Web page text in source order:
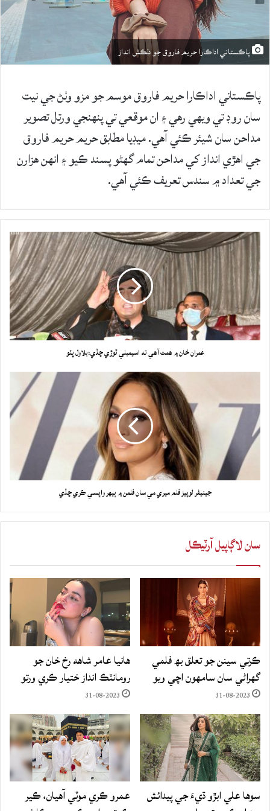
پاڪستاني اداڪارا حريم فاروق جو دلڪش انداز
پاڪستاني اداڪارا حريم فاروق موسم جو مزو وٺڻ جي نيت
سان روڊ تي ويهي رهي ۽ ان موقعي تي پنهنجي ورتل تصوير
مداحن سان شيئر ڪئي آهي. ميڊيا مطابق حريم حريم فاروق
جي اهڙي انداز کي مداحن تمام گهڻو پسند ڪيو ۽ انهن هزارن
جي تعداد ۾ سندس تعريف ڪئي آهي.
عمران خان ۾ همت آهي ته اسيمبلي ٽوڙي ڇڏي:بلاول ڀٽو
جينيفر لوپيز فلم ميري مي سان فلمن ۾ ٻيهر واپسي ڪري ڇڏي
سان لاڳاپيل آرٽيڪل
ڪرتي سينن جو تعلق بھ فلمي
گهراڻي سان سامهون اچي ويو
31-08-2023
هانيا عامر شاهه رخ خان جو
رومانٽڪ انداز ختيار ڪري ورتو
31-08-2023
سوها علي ابڙو ڌيءَ جي پيدائش
عمرو ڪري موٽي آهيان، ڪير